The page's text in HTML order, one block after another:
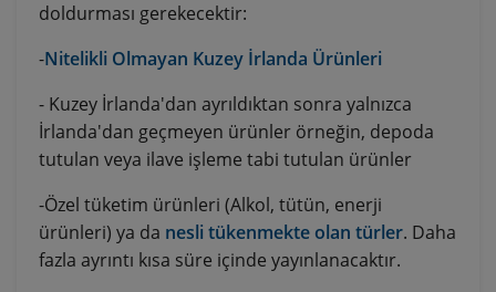
doldurması gerekecektir:
-Nitelikli Olmayan Kuzey İrlanda Ürünleri
- Kuzey İrlanda'dan ayrıldıktan sonra yalnızca
İrlanda'dan geçmeyen ürünler örneğin, depoda
tutulan veya ilave işleme tabi tutulan ürünler
-Özel tüketim ürünleri (Alkol, tütün, enerji
ürünleri) ya da nesli tükenmekte olan türler. Daha
fazla ayrıntı kısa süre içinde yayınlanacaktır.